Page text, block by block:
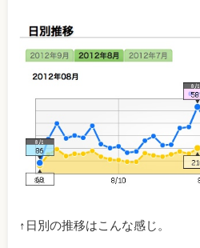
↑日別の推移はこんな感じ。